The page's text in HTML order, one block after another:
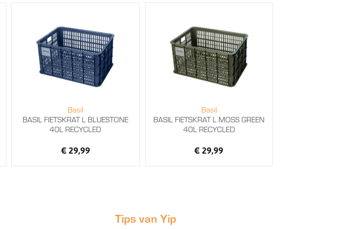
Basil
BASIL FIETSKRAT L BLUESTONE
40L RECYCLED
€ 29,99
Basil
BASIL FIETSKRAT L MOSS GREEN
40L RECYCLED
€ 29,99
Tips van Yip